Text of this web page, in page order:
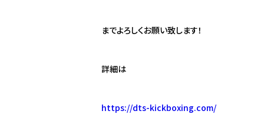
までよろしくお願い致します！
詳細は
https://dts-kickboxing.com/